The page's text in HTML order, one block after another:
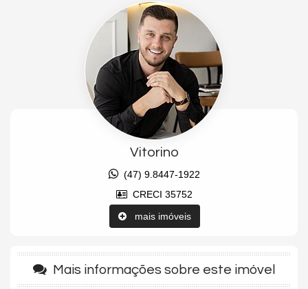
aos melhores restaurantes, beach clubs, mercados premium,
academias e com fácil acesso a Balneário Camboriú e ao Centro
O apartamento possui 117 m² privativos e uma planta moderna
que privilegia integração, funcionalidade e bem-estar. A unidade
conta com 03 suítes amplas, living integrado com sala de estar e
sala de jantar, lavabo, cozinha planejada, área de serviço
independente e uma espaçosa sacada com churrasqueira a
carvão, perfeita para reunir amigos e familiares enquanto
contempla uma belíssima vista para o mar da Praia Brava. O
imóvel possui ainda piso laminado nos ambientes íntimos e 02
vagas de garagem privativas.
O Brava Garden Residence oferece uma infraestrutura completa
de lazer em estilo home club, proporcionando uma experiência
única para moradores e investidores. O condomínio conta com
piscina adulto e infantil, espaço gourmet, salão de festas, pub,
playground e diversas áreas de convivência projetadas para
oferecer conforto, segurança e lazer para toda a família.
Vitorino
(47) 9.8447-1922
CRECI 35752
mais imóveis
Mais informações sobre este imóvel